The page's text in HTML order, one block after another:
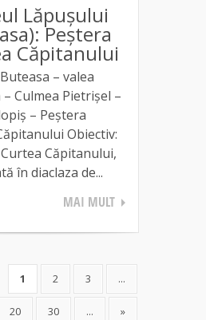
Lăpușului
Peștera
Căpitanului
– valea
Culmea Pietrișel –
– Peștera
Obiectiv:
Căpitanului,
în diaclaza de...
MAI MULT
1 2 3 ...
20 30 ... »